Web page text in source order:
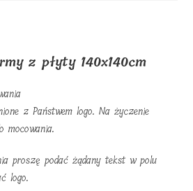
z płyty 140x140cm
z Państwem logo. Na życzenie
mocowania.
proszę podać żądany tekst w polu
logo.